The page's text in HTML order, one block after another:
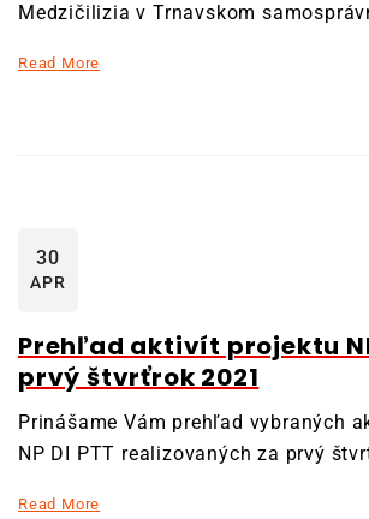
Medzičilizia v Trnavskom
Read More
30
APR
Prehľad aktivít projektu
prvý štvrťrok 2021
Prinášame Vám prehľad vybraných
NP DI PTT realizovaných za prvý
Read More